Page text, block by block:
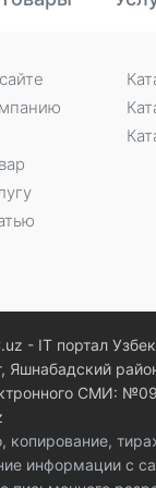
- IT портал
Яшнабадский
СМИ:
копирование,
информации с